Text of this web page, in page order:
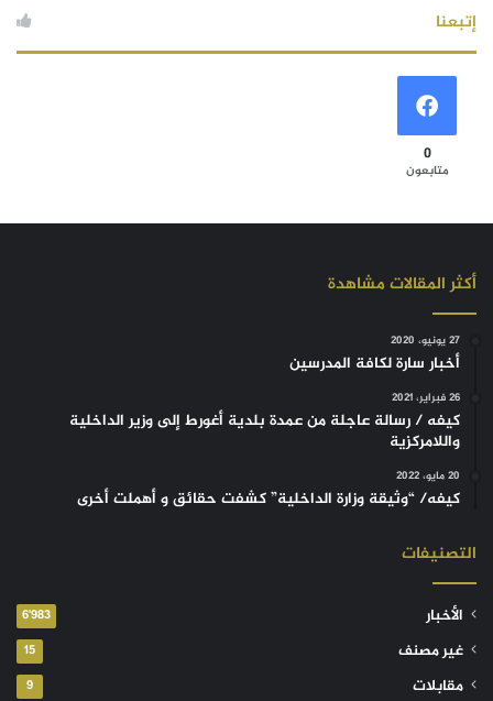
إتبعنا
0
متابعون
أكثر المقالات مشاهدة
27 يونيو، 2020
أخبار سارة لكافة المدرسين
26 فبراير، 2021
كيفه / رسالة عاجلة من عمدة بلدية أغورط إلى وزير الداخلية
واللامركزية
20 مايو، 2022
كيفه/ “وثيقة وزارة الداخلية” كشفت حقائق و أهملت أخرى
التصنيفات
الأخبار 6٬983
غير مصنف 15
مقابلات 9